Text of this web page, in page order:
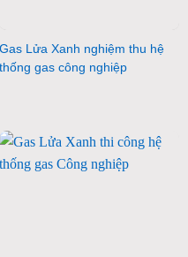
Gas Lửa Xanh nghiệm thu hệ
thống gas công nghiệp